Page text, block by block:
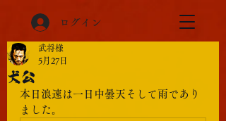
ログイン
犬公
武将様
5月27日
本日浪速は一日中曇天そして雨であり
ました。